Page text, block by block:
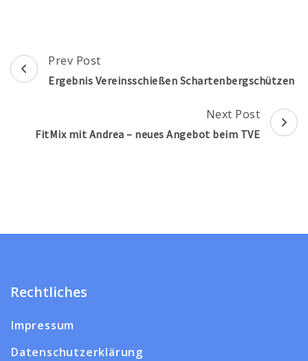
Post
Navigation
Prev Post
Ergebnis Vereinsschießen Schartenbergschützen
Next Post
FitMix mit Andrea – neues Angebot beim TVE
Rechtliches
Impressum
Datenschutzerklärung